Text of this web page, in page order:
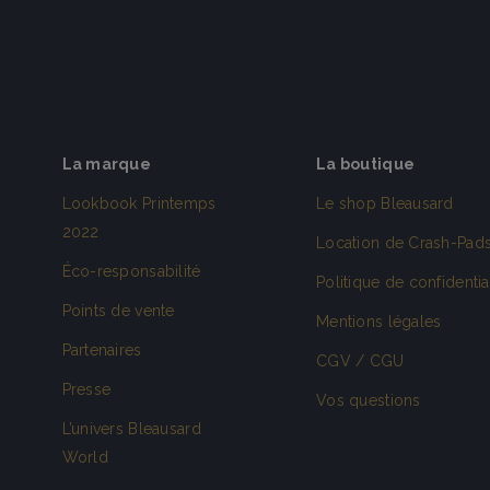
La marque
Lookbook Printemps
2022
Éco-responsabilité
Points de vente
Partenaires
Presse
L’univers Bleausard
World
La boutique
Le shop Bleausard
Location de Crash-
Politique de
Mentions légales
CGV / CGU
Vos questions